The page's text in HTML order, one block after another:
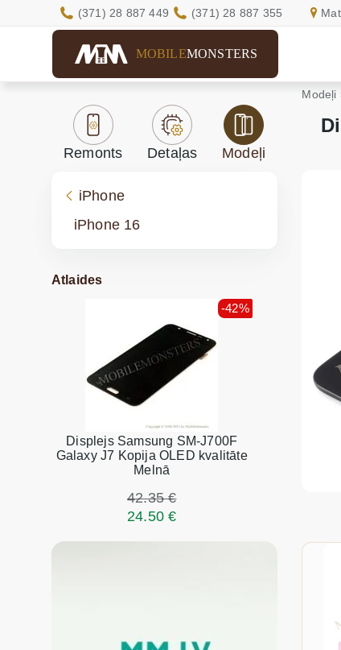
(371) 28 887 449 (371) 28 887 355
MOBILEMONSTERS
Remonts Detaļas Modeļi
iPhone
iPhone 16
Atlaides
Displejs Samsung SM-J700F
Galaxy J7 Kopija OLED kvalitāte
Melnā
-42%
42.35 €
24.50 €
Modeļi